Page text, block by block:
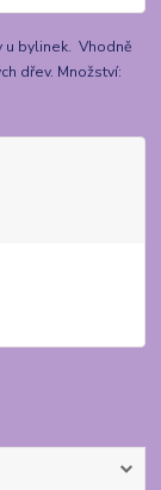
u bylinek. Vhodně
dřev. Množství: